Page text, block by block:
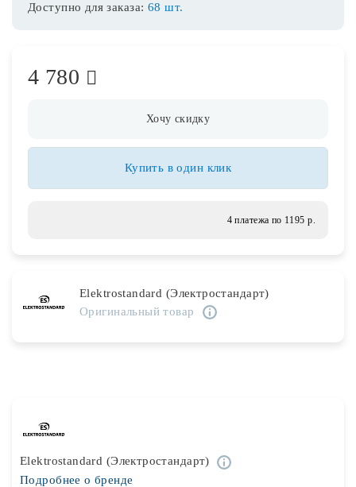
Интерьерная подсветка
Фонари
Бренды
База знаний
Доступно для заказа: 68 шт.
4 780
Хочу скидку
Купить в один клик
4 платежа по 1195 р.
Elektrostandard (Электростандарт)
Оригинальный товар
Elektrostandard (Электростандарт)
Подробнее о бренде